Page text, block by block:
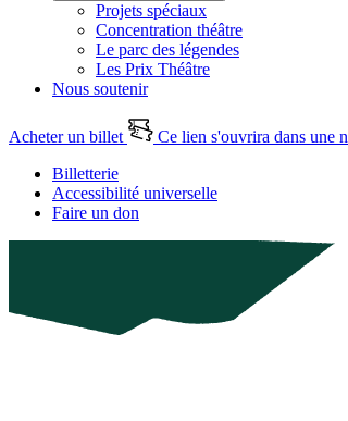
Projets spéciaux
Concentration théâtre
Le parc des légendes
Les Prix Théâtre
Nous soutenir
Acheter un billet
Ce lien s'ouvrira dans une
Billetterie
Accessibilité universelle
Faire un don